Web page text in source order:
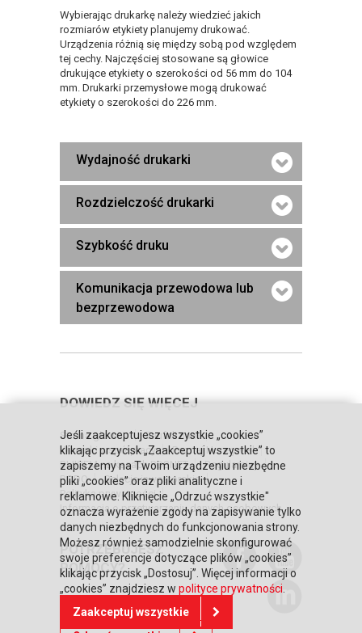
Wybierając drukarkę należy wiedzieć jakich
rozmiarów etykiety planujemy drukować.
Urządzenia różnią się między sobą pod względem
tej cechy. Najczęściej stosowane są głowice
drukujące etykiety o szerokości od 56 mm do 104
mm. Drukarki przemysłowe mogą drukować
etykiety o szerokości do 226 mm.
Wydajność drukarki
Rozdzielczość drukarki
Szybkość druku
Komunikacja przewodowa lub
bezprzewodowa
DOWIEDZ SIĘ WIĘCEJ
Strona główna
Zaufali nam
Warunki współpracy
Poznaj Honeywell
BLIKIEM na kasach POSNET
Regulaminy
RODO
Relacje inwestorskie
Polityka prywatności
Informacja o przetwarzaniu danych osobowych
POTRZEBUJESZ
POMOCY?
Jeśli zaakceptujesz wszystkie „cookies”
klikając przycisk „Zaakceptuj wszystkie” to
zapiszemy na Twoim urządzeniu niezbędne
pliki „cookies” oraz pliki analityczne i
reklamowe. Kliknięcie „Odrzuć wszystkie"
oznacza wyrażenie zgody na zapisywanie tylko
danych niezbędnych do funkcjonowania strony.
Możesz również samodzielnie skonfigurować
swoje preferencje dotyczące plików „cookies”
klikając przycisk „Dostosuj”. Więcej informacji o
„cookies” znajdziesz w polityce prywatności
Zaakceptuj wszystkie